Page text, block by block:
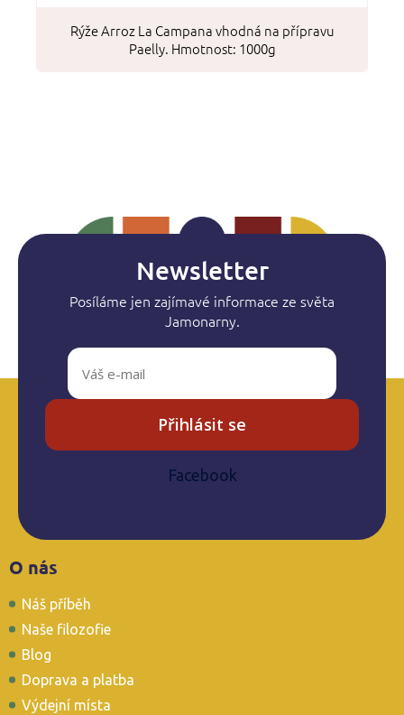
Rýže Arroz La Campana vhodná na přípravu
Paelly. Hmotnost: 1000g
Newsletter
Posíláme jen zajímavé informace ze světa
Jamonarny.
Přihlásit se
Facebook
O nás
Náš příběh
Naše filozofie
Blog
Doprava a platba
Výdejní místa